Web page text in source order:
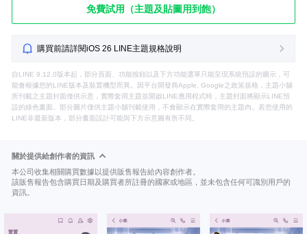
免費試用（主題及貼圖用到飽）
購買前請詳閱iOS 26 LINE主題規格說明
自LINE 9.12.0版本起，部分頁面、功能按鈕以及下方功能選單只能呈現系統預設的圖示，可
能會根據您的LINE版本及裝置機型而異。因平台開發商Apple, Google之政策規格，主題小舖
所刊載之主題封面僅供示意，實際套用主題並開啟LINE應用程式時，主題封面將顯示LINE預
設的綠色畫面。部分圖片僅供主題小舖刊載使用，不會顯示在實際套用的主題內。若您使用的
LINE非最新版本，部分畫面設計可能與下方示意圖有所不同。
關於提供給創作者的資訊
本公司收集相關購買數據以提供販售報告給內容創作者。
該販售報告包含購買日期及購買者所註冊的國家或地區，並未包含任何可識別用戶的
資訊。